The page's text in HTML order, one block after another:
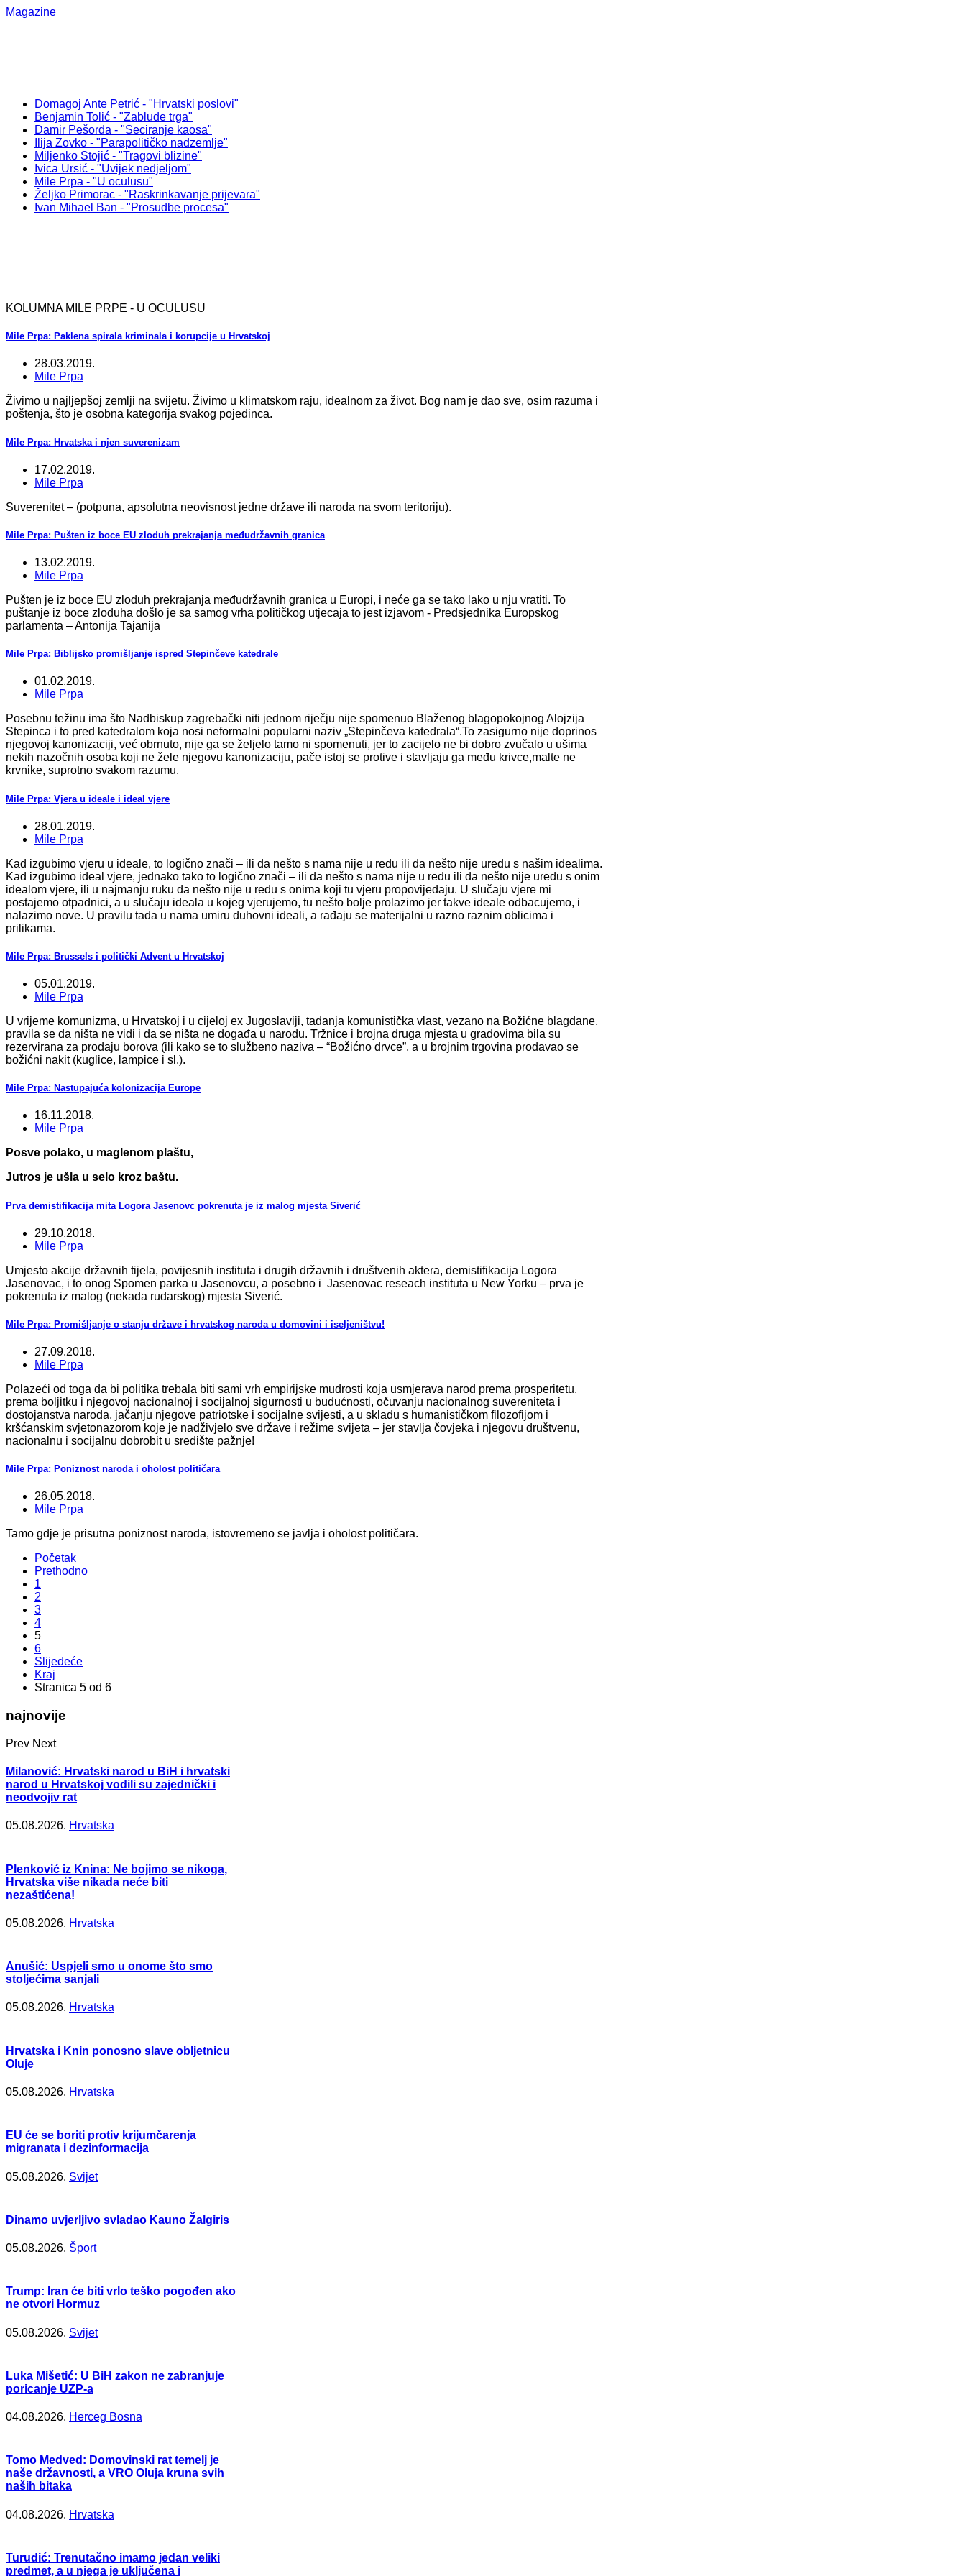
Magazine
Domagoj Ante Petrić - "Hrvatski poslovi"
Benjamin Tolić - "Zablude trga"
Damir Pešorda - "Seciranje kaosa"
Ilija Zovko - "Parapolitičko nadzemlje"
Miljenko Stojić - "Tragovi blizine"
Ivica Ursić - "Uvijek nedjeljom"
Mile Prpa - "U oculusu"
Željko Primorac - "Raskrinkavanje prijevara"
Ivan Mihael Ban - "Prosudbe procesa"
KOLUMNA MILE PRPE - U OCULUSU
Mile Prpa: Paklena spirala kriminala i korupcije u Hrvatskoj
28.03.2019.
Mile Prpa
Živimo u najljepšoj zemlji na svijetu. Živimo u klimatskom raju, idealnom za život. Bog nam je dao sve, osim razuma i
poštenja, što je osobna kategorija svakog pojedinca.
Mile Prpa: Hrvatska i njen suverenizam
17.02.2019.
Mile Prpa
Suverenitet – (potpuna, apsolutna neovisnost jedne države ili naroda na svom teritoriju).
Mile Prpa: Pušten iz boce EU zloduh prekrajanja međudržavnih granica
13.02.2019.
Mile Prpa
Pušten je iz boce EU zloduh prekrajanja međudržavnih granica u Europi, i neće ga se tako lako u nju vratiti. To
puštanje iz boce zloduha došlo je sa samog vrha političkog utjecaja to jest izjavom - Predsjednika Europskog
parlamenta – Antonija Tajanija
Mile Prpa: Biblijsko promišljanje ispred Stepinčeve katedrale
01.02.2019.
Mile Prpa
Posebnu težinu ima što Nadbiskup zagrebački niti jednom riječju nije spomenuo Blaženog blagopokojnog Alojzija
Stepinca i to pred katedralom koja nosi neformalni popularni naziv „Stepinčeva katedrala“.To zasigurno nije doprinos
njegovoj kanonizaciji, već obrnuto, nije ga se željelo tamo ni spomenuti, jer to zacijelo ne bi dobro zvučalo u ušima
nekih nazočnih osoba koji ne žele njegovu kanonizaciju, pače istoj se protive i stavljaju ga među krivce,malte ne
krvnike, suprotno svakom razumu.
Mile Prpa: Vjera u ideale i ideal vjere
28.01.2019.
Mile Prpa
Kad izgubimo vjeru u ideale, to logično znači – ili da nešto s nama nije u redu ili da nešto nije uredu s našim idealima.
Kad izgubimo ideal vjere, jednako tako to logično znači – ili da nešto s nama nije u redu ili da nešto nije uredu s onim
idealom vjere, ili u najmanju ruku da nešto nije u redu s onima koji tu vjeru propovijedaju. U slučaju vjere mi
postajemo otpadnici, a u slučaju ideala u kojeg vjerujemo, tu nešto bolje prolazimo jer takve ideale odbacujemo, i
nalazimo nove. U pravilu tada u nama umiru duhovni ideali, a rađaju se materijalni u razno raznim oblicima i
prilikama.
Mile Prpa: Brussels i politički Advent u Hrvatskoj
05.01.2019.
Mile Prpa
U vrijeme komunizma, u Hrvatskoj i u cijeloj ex Jugoslaviji, tadanja komunistička vlast, vezano na Božićne blagdane,
pravila se da ništa ne vidi i da se ništa ne događa u narodu. Tržnice i brojna druga mjesta u gradovima bila su
rezervirana za prodaju borova (ili kako se to službeno naziva – “Božićno drvce”, a u brojnim trgovina prodavao se
božićni nakit (kuglice, lampice i sl.).
Mile Prpa: Nastupajuća kolonizacija Europe
16.11.2018.
Mile Prpa
Posve polako, u maglenom plaštu,
Jutros je ušla u selo kroz baštu.
Prva demistifikacija mita Logora Jasenovc pokrenuta je iz malog mjesta Siverić
29.10.2018.
Mile Prpa
Umjesto akcije državnih tijela, povijesnih instituta i drugih državnih i društvenih aktera, demistifikacija Logora
Jasenovac, i to onog Spomen parka u Jasenovcu, a posebno i Jasenovac reseach instituta u New Yorku – prva je
pokrenuta iz malog (nekada rudarskog) mjesta Siverić.
Mile Prpa: Promišljanje o stanju države i hrvatskog naroda u domovini i iseljeništvu!
27.09.2018.
Mile Prpa
Polazeći od toga da bi politika trebala biti sami vrh empirijske mudrosti koja usmjerava narod prema prosperitetu,
prema boljitku i njegovoj nacionalnoj i socijalnoj sigurnosti u budućnosti, očuvanju nacionalnog suvereniteta i
dostojanstva naroda, jačanju njegove patriotske i socijalne svijesti, a u skladu s humanističkom filozofijom i
kršćanskim svjetonazorom koje je nadživjelo sve države i režime svijeta – jer stavlja čovjeka i njegovu društvenu,
nacionalnu i socijalnu dobrobit u središte pažnje!
Mile Prpa: Poniznost naroda i oholost političara
26.05.2018.
Mile Prpa
Tamo gdje je prisutna poniznost naroda, istovremeno se javlja i oholost političara.
Početak
Prethodno
1
2
3
4
5
6
Slijedeće
Kraj
Stranica 5 od 6
najnovije
Prev Next
Milanović: Hrvatski narod u BiH i hrvatski
narod u Hrvatskoj vodili su zajednički i
neodvojiv rat
05.08.2026. Hrvatska
Plenković iz Knina: Ne bojimo se nikoga,
Hrvatska više nikada neće biti
nezaštićena!
05.08.2026. Hrvatska
Anušić: Uspjeli smo u onome što smo
stoljećima sanjali
05.08.2026. Hrvatska
Hrvatska i Knin ponosno slave obljetnicu
Oluje
05.08.2026. Hrvatska
EU će se boriti protiv krijumčarenja
migranata i dezinformacija
05.08.2026. Svijet
Dinamo uvjerljivo svladao Kauno Žalgiris
05.08.2026. Šport
Trump: Iran će biti vrlo teško pogođen ako
ne otvori Hormuz
05.08.2026. Svijet
Luka Mišetić: U BiH zakon ne zabranjuje
poricanje UZP-a
04.08.2026. Herceg Bosna
Tomo Medved: Domovinski rat temelj je
naše državnosti, a VRO Oluja kruna svih
naših bitaka
04.08.2026. Hrvatska
Turudić: Trenutačno imamo jedan veliki
predmet, a u njega je uključena i